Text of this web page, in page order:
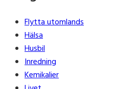
Flytta utomlands
Hälsa
Husbil
Inredning
Kemikalier